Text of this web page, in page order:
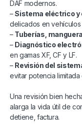
DAF modernos.
–Sistema eléctrico y
delicados en
– Tuberías,
– Diagnóstico
en gamas XF, CF y LF.
– Revisión del
evitar potencia
Una revisión bien
alarga la vida útil de
detiene, factura.